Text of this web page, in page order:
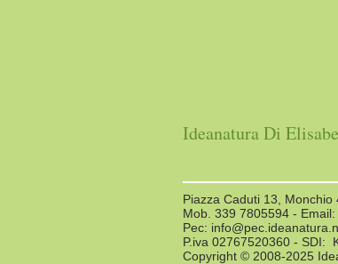
Ideanatura Di
Piazza Caduti 13,
Mob. 339 7805594 - Email:
Pec:
P.iva 02767520360 - SDI:
Copyright © 2008-2025